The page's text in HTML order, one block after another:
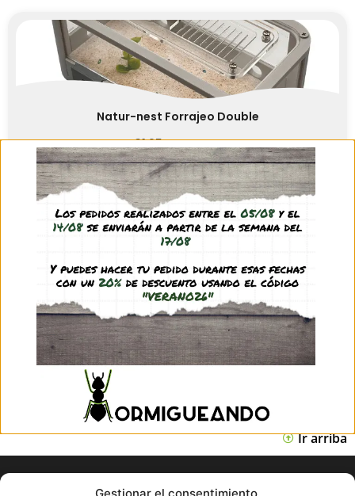
Natur-nest Forrajeo Double
31,95€ (IVA incl.)
Ver producto
Filtros para modelos Hydro System
2,50€ - 3,45 € (IVA incl.)
Ver producto
Ir arriba